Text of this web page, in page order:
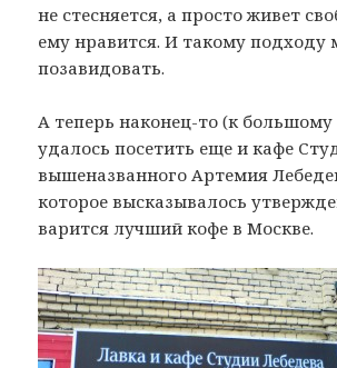
не стесняется, а просто живет
ему нравится. И такому подходу
позавидовать.
А теперь наконец-то (к
удалось посетить еще и кафе
вышеназванного Артемия
которое высказывалось
варится лучший кофе в Москве.